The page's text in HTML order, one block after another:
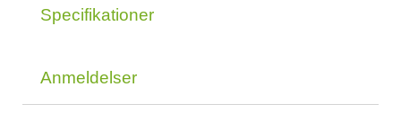
Specifikationer
Anmeldelser